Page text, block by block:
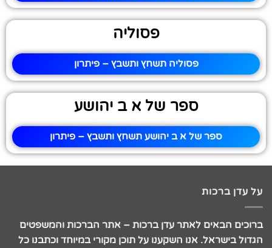
פסוליה
פסוליה תשחץ ותשבץ – פיתרון
ספר של א ב יהושע
ספר של א ב יהושע תשחץ ותשבץ – פיתרון
על עדן ברכות
ברוכים הבאים לאתר עדן ברכות – אתר הברכות והמשפטים
הגדול בישראל. אנו השקענו על תוכן מקורי במיוחד וכתבנו כל